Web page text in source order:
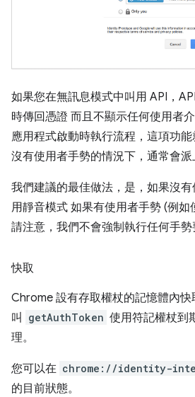
如果您在無訊息模式中叫用 API，
時傳回憑證 而且不顯示任何使用者
應用程式啟動時執行流程，這項功
沒有使用者手勢的情況下，通常會派
我們建議的最佳做法，是，如果沒
用靜音模式 如果有使用者手勢 (例如
請注意，我們不會強制執行任何手勢
快取
Chrome 設有存取權杖的記憶體內
叫
getAuthToken 使用符記權杖到
理。
您可以在 chrome://identity-
的目前狀態。